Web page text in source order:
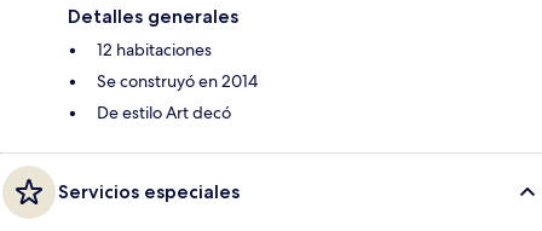
Detalles generales
12 habitaciones
Se construyó en 2014
De estilo Art decó
Servicios especiales